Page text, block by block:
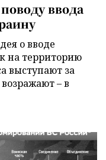
ввода
о вводе
на территорию
выступают за
– в